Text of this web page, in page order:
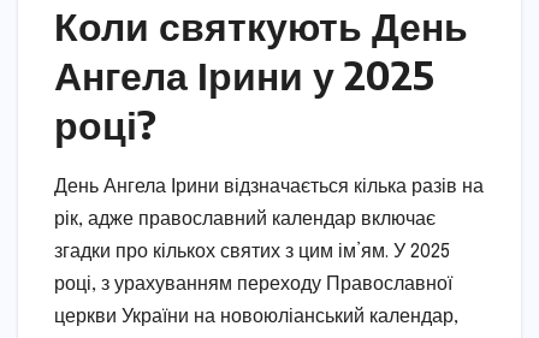
Коли святкують День
Ангела Ірини у 2025
році?
День Ангела Ірини відзначається кілька разів на
рік, адже православний календар включає
згадки про кількох святих з цим ім’ям. У 2025
році, з урахуванням переходу Православної
церкви України на новоюліанський календар,